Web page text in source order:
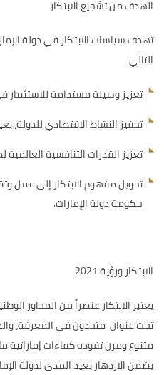
الهدف من تشجيع الابتكار
تهدف سياسات الابتكار في دولة
التالي:
تعزيز وسيلة مستدامة للاستثمار
تحفيز النشاط الاقتصادي للدولة،
تعزيز القدرات التنافسية العالمية
تحويل مفهوم الابتكار إلى عمل
حكومة دولة الإمارات.
الابتكار ورؤية 2021
يعتبر الابتكار عنصراً منالمحاور
تحت عنوان متحدون في المعرفة،
متنوع ومرن تقوده كفاءات إماراتية
يضمن الازدهار بعيد المدى لدولة